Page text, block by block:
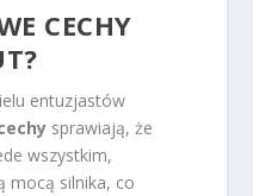
CECHY
entuzjastów
sprawiają, że
wszystkim,
mocą silnika, co